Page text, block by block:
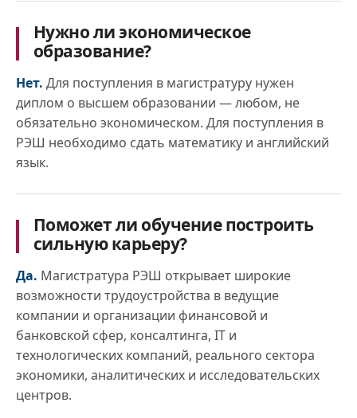
Нужно ли экономическое
образование?
Нет. Для поступления в магистратуру нужен
диплом о высшем образовании — любом, не
обязательно экономическом. Для поступления в
РЭШ необходимо сдать математику и английский
язык.
Поможет ли обучение построить
сильную карьеру?
Да. Магистратура РЭШ открывает широкие
возможности трудоустройства в ведущие
компании и организации финансовой и
банковской сфер, консалтинга, IT и
технологических компаний, реального сектора
экономики, аналитических и исследовательских
центров.